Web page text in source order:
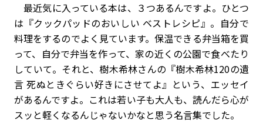
最近気に入っている本は、３つあるんですよ。ひとつ
は『クックパッドのおいしい ベストレシピ』。自分で
料理をするのでよく見ています。保温できる弁当箱を買
って、自分で弁当を作って、家の近くの公園で食べたり
していて。それと、樹木希林さんの『樹木希林120の遺
言 死ぬときぐらい好きにさせてよ』という、エッセイ
があるんですよ。これは若い子も大人も、読んだら心が
スッと軽くなるんじゃないかなと思う名言集でした。